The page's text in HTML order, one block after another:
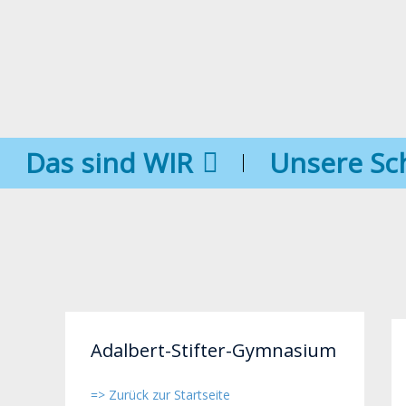
Das sind WIR Unsere
Adalbert-Stifter-Gymnasium
=> Zurück zur Startseite